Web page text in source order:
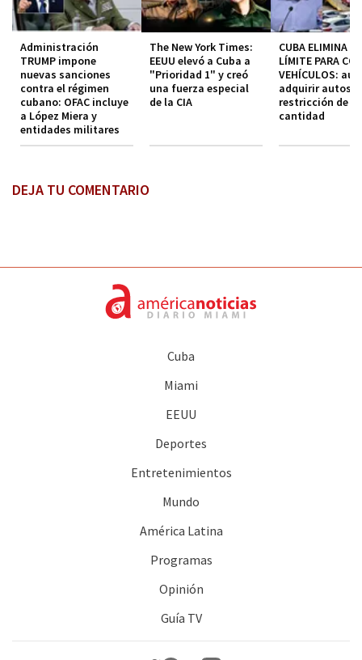
Administración
TRUMP impone
nuevas sanciones
contra el régimen
cubano: OFAC incluye
a López Miera y
entidades militares
The New York Times:
EEUU elevó a Cuba a
"Prioridad 1" y creó
una fuerza especial
de la CIA
CUBA ELIMINA EL
LÍMITE PARA
VEHÍCULOS:
adquirir autos
restricción de
cantidad
DEJA TU COMENTARIO
Cuba
Miami
EEUU
Deportes
Entretenimientos
Mundo
América Latina
Programas
Opinión
Guía TV